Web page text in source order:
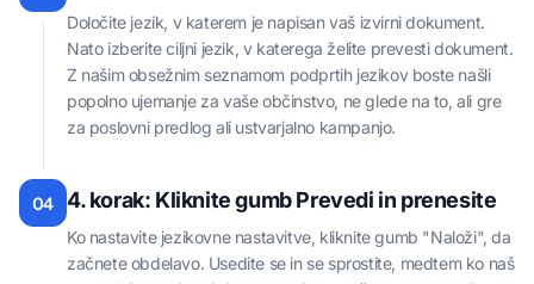
Določite jezik, v katerem je napisan vaš izvirni dokument.
Nato izberite ciljni jezik, v katerega želite prevesti dokument.
Z našim obsežnim seznamom podprtih jezikov boste našli
popolno ujemanje za vaše občinstvo, ne glede na to, ali gre
za poslovni predlog ali ustvarjalno kampanjo.
04 4. korak: Kliknite gumb Prevedi in prenesite
Ko nastavite jezikovne nastavitve, kliknite gumb "Naloži", da
začnete obdelavo. Usedite se in se sprostite, medtem ko naš